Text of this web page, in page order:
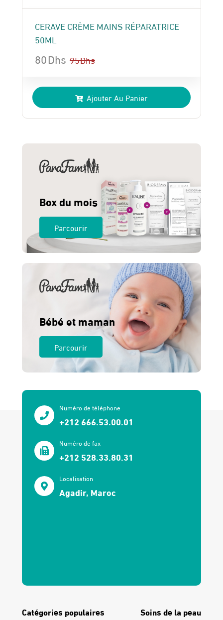
CERAVE CRÈME MAINS RÉPARATRICE
50ML
95Dhs
prix
initial
était :
80Dhs
prix
actuel
est :
Ajouter Au Panier
Box du mois
Parcourir
Bébé et maman
Parcourir
Numéro de téléphone
+212 666.53.00.01
Numéro de fax
+212 528.33.80.31
Localisation
Agadir, Maroc
Catégories populaires Soins de la peau